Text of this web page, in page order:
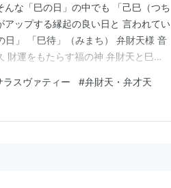
んな「巳の日」の中でも 「己巳（つち
ップする縁起の良い日と 言われてい
」 「巳待」（みまち） 弁財天様 音
財運をもたらす福の神 弁財天と巳
のとみのひ) は、 十 干の「己」(つち
ラスヴァティー #弁財天・弁才天